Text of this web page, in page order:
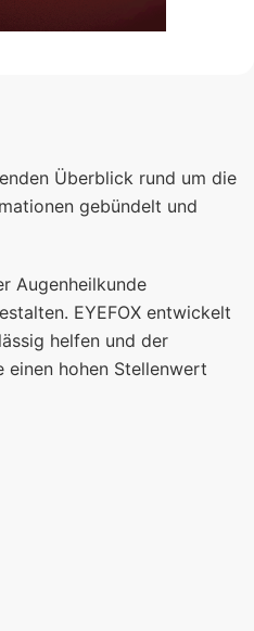
Überblick rund um die
gebündelt und
Augenheilkunde
EYEFOX entwickelt
helfen und der
einen hohen Stellenwert